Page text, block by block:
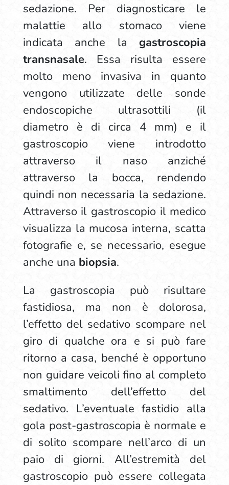
sedazione. Per diagnosticare le
malattie allo stomaco viene
indicata anche lagastroscopia
transnasale. Essa risulta essere
molto meno invasiva in quanto
vengono utilizzate delle sonde
endoscopiche ultrasottili (il
diametro è di circa 4 mm) e il
gastroscopio viene introdotto
attraverso il naso anziché
attraverso la bocca, rendendo
quindi non necessaria la sedazione.
Attraverso il gastroscopio il medico
visualizza la mucosa interna, scatta
fotografie e, se necessario, esegue
anche una biopsia.
La gastroscopia può risultare
fastidiosa, ma non è dolorosa,
l’effetto del sedativo scompare nel
giro di qualche ora e si può fare
ritorno a casa, benché è opportuno
non guidare veicoli fino al completo
smaltimento dell’effetto del
sedativo. L’eventuale fastidio alla
gola post-gastroscopia è normale e
di solito scompare nell’arco di un
paio di giorni. All’estremità del
gastroscopio può essere collegata